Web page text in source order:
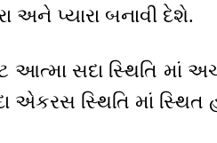
અને પ્યારા બનાવી દેશે.
આત્મા સદા સ્થિતિ માં
એકરસ સ્થિતિ માં સ્થિત